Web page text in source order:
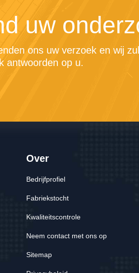
uw
ons uw verzoek en wij
antwoorden op u.
Over
Bedrijfprofiel
Fabriekstocht
Kwaliteitscontrole
Neem contact met ons op
Sitemap